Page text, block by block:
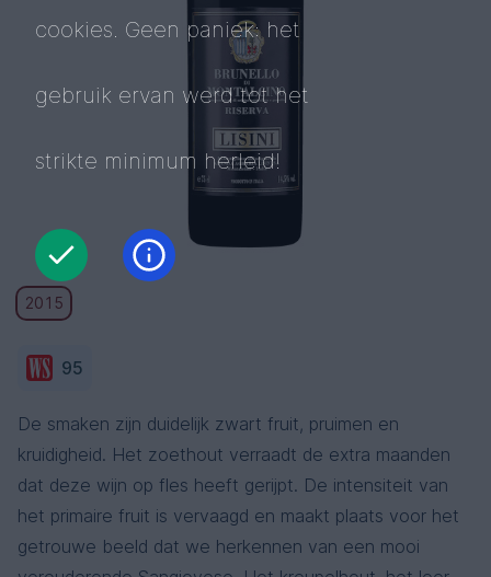
2015
95
De smaken zijn duidelijk zwart fruit, pruimen en
kruidigheid. Het zoethout verraadt de extra maanden
dat deze wijn op fles heeft gerijpt. De intensiteit van
het primaire fruit is vervaagd en maakt plaats voor het
getrouwe beeld dat we herkennen van een mooi
cookies. Geen paniek: het
gebruik ervan werd tot het
strikte minimum herleid!